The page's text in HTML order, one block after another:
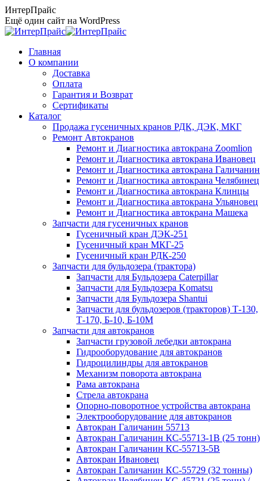
Перейти
к
содержанию
ИнтерПрайс
Ещё один сайт на WordPress
Главная
О компании
Доставка
Оплата
Гарантия и Возврат
Сертификаты
Каталог
Продажа гусеничных кранов РДК, ДЭК, МКГ
Ремонт Автокранов
Ремонт и Диагностика автокрана Zoomlion
Ремонт и Диагностика автокрана Ивановец
Ремонт и Диагностика автокрана Галичанин
Ремонт и Диагностика автокрана Челябинец
Ремонт и Диагностика автокрана Клинцы
Ремонт и Диагностика автокрана Ульяновец
Ремонт и Диагностика автокрана Машека
Запчасти для гусеничных кранов
Гусеничный кран ДЭК-251
Гусеничный кран МКГ-25
Гусеничный кран РДК-250
Запчасти для бульдозера (трактора)
Запчасти для Бульдозера Caterpillar
Запчасти для Бульдозера Komatsu
Запчасти для Бульдозера Shantui
Запчасти для бульдозеров (тракторов) Т-130,
Т-170, Б-10, Б-10М
Запчасти для автокранов
Запчасти грузовой лебедки автокрана
Гидрооборудование для автокранов
Гидроцилиндры для автокранов
Механизм поворота автокрана
Рама автокрана
Стрела автокрана
Опорно-поворотное устройства автокрана
Электрооборудование для автокранов
Автокран Галичанин 55713
Автокран Галичанин КС-55713-1В (25 тонн)
Автокран Галичанин КС-55713-5В
Автокран Ивановец
Автокран Галичанин КС-55729 (32 тонны)